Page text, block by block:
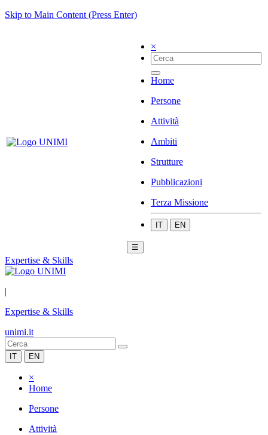
Skip to Main Content (Press Enter)
×
Home
Persone
Attività
Ambiti
Strutture
Pubblicazioni
Terza Missione
IT EN
☰
Expertise & Skills
|
Expertise & Skills
unimi.it
IT EN
×
Home
Persone
Attività